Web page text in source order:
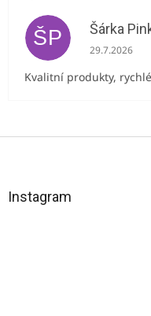
ŠP Šárka
Hodnocení
29.7.2026
Kvalitní produkty,
Instagram